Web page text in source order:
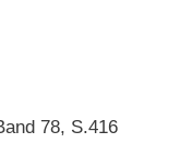
78, S.416